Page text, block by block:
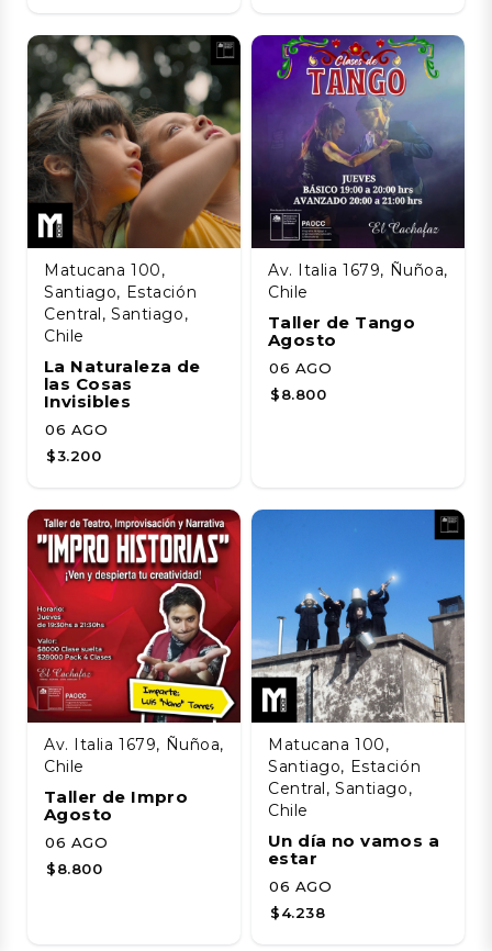
Matucana 100,
Santiago, Estación
Central, Santiago,
Chile
La Naturaleza de
las Cosas
Invisibles
06 AGO
$3.200
Av. Italia 1679, Ñuñoa,
Chile
Taller de Tango
Agosto
06 AGO
$8.800
Av. Italia 1679, Ñuñoa,
Chile
Taller de Impro
Agosto
06 AGO
$8.800
Matucana 100,
Santiago, Estación
Central, Santiago,
Chile
Un día no vamos a
estar
06 AGO
$4.238